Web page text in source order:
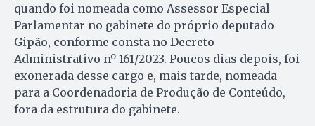
quando foi nomeada como Assessor Especial
Parlamentar no gabinete do próprio deputado
Gipão, conforme consta no Decreto
Administrativo nº 161/2023. Poucos dias depois, foi
exonerada desse cargo e, mais tarde, nomeada
para a Coordenadoria de Produção de Conteúdo,
fora da estrutura do gabinete.